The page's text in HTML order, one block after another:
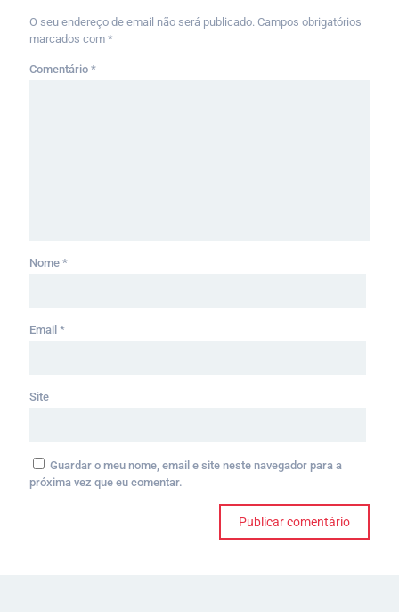
O seu endereço de email não será publicado. Campos obrigatórios
marcados com *
Comentário *
Nome *
Email *
Site
Guardar o meu nome, email e site neste navegador para a
próxima vez que eu comentar.